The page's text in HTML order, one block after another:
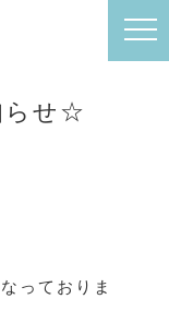
らせ☆
っておりま